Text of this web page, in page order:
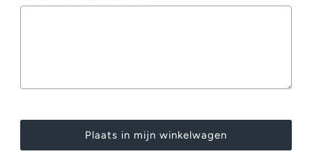
Selection will addto the price